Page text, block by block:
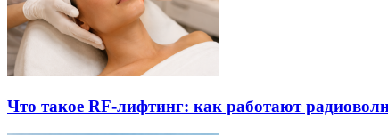
Что такое RF-лифтинг: как работают